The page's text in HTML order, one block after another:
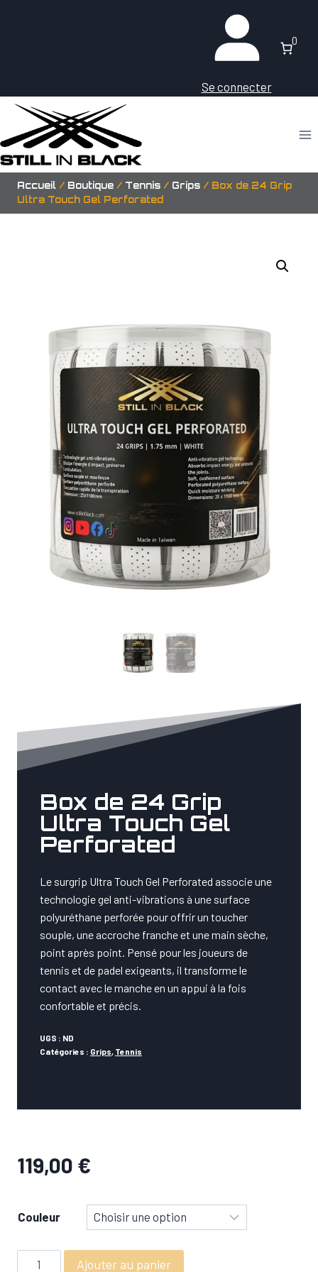
0
Se connecter
Accueil / Boutique / Tennis / Grips / Box de 24 Grip
Ultra Touch Gel Perforated
Box de 24 Grip
Ultra Touch Gel
Perforated
Le surgrip Ultra Touch Gel Perforated associe une
technologie gel anti-vibrations à une surface
polyuréthane perforée pour offrir un toucher
souple, une accroche franche et une main sèche,
point après point. Pensé pour les joueurs de
tennis et de padel exigeants, il transforme le
contact avec le manche en un appui à la fois
confortable et précis.
UGS : ND
Catégories : Grips, Tennis
119,00 €
Couleur
quantité
Ajouter au panier